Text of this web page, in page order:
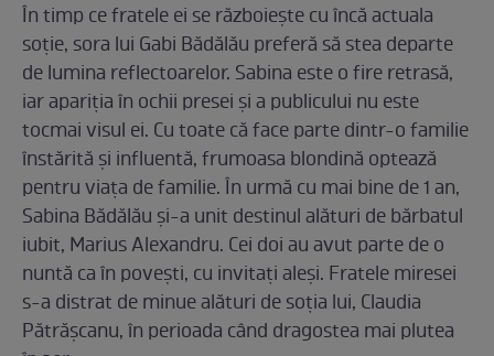
În timp ce fratele ei se războiește cu încă actuala
soție, sora lui Gabi Bădălău preferă să stea departe
de lumina reflectoarelor. Sabina este o fire retrasă,
iar apariția în ochii presei și a publicului nu este
tocmai visul ei. Cu toate că face parte dintr-o familie
înstărită și influentă, frumoasa blondină optează
pentru viața de familie. În urmă cu mai bine de 1 an,
Sabina Bădălău și-a unit destinul alături de bărbatul
iubit, Marius Alexandru. Cei doi au avut parte de o
nuntă ca în povești, cu invitați aleși. Fratele miresei
s-a distrat de minue alături de soția lui, Claudia
Pătrășcanu, în perioada când dragostea mai plutea